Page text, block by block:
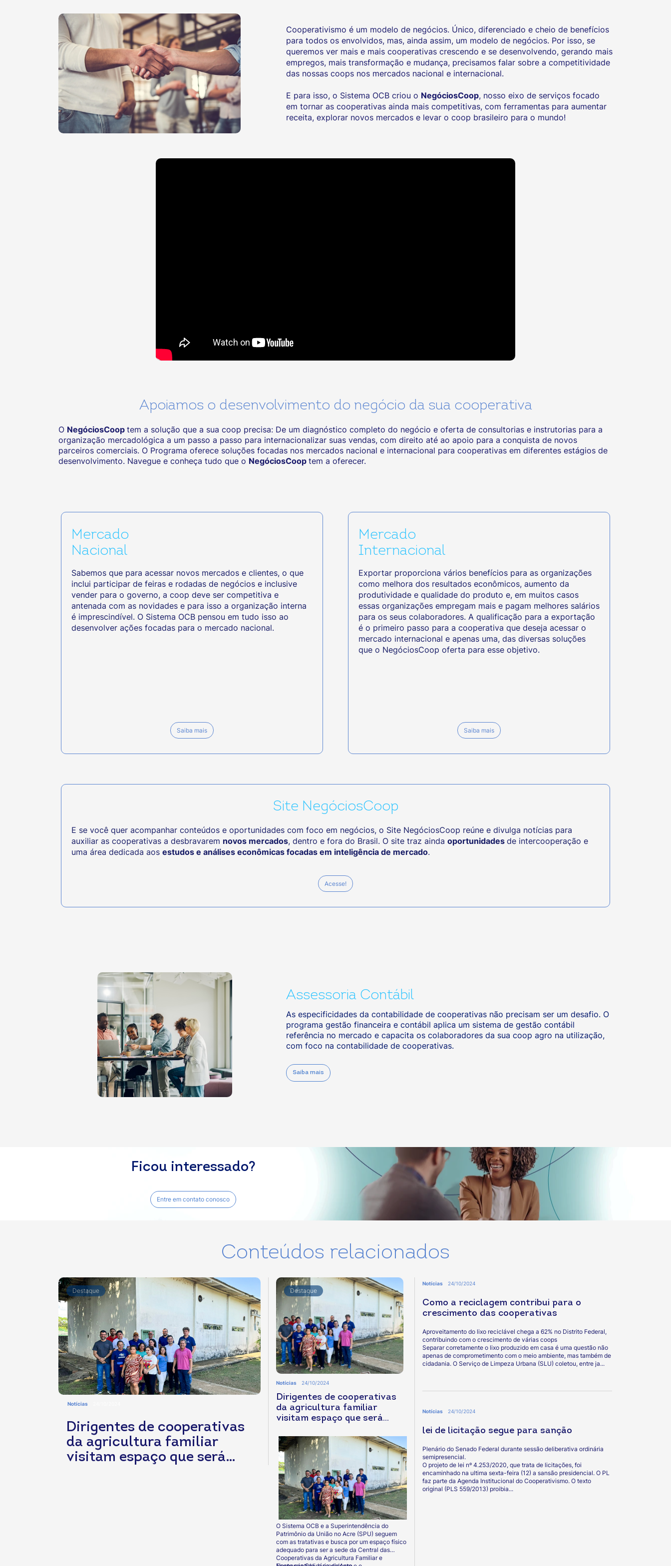
Cooperativismo é um modelo de negócios. Único, diferenciado e cheio de benefícios
para todos os envolvidos, mas, ainda assim, um modelo de negócios. Por isso, se
queremos ver mais e mais cooperativas crescendo e se desenvolvendo, gerando mais
empregos, mais transformação e mudança, precisamos falar sobre a competitividade
das nossas coops nos mercados nacional e internacional.
E para isso, o Sistema OCB criou o NegóciosCoop, nosso eixo de serviços focado
em tornar as cooperativas ainda mais competitivas, com ferramentas para aumentar
receita, explorar novos mercados e levar o coop brasileiro para o mundo!
Apoiamos o desenvolvimento do negócio da sua cooperativa
O NegóciosCoop tem a solução que a sua coop precisa: De um diagnóstico completo do negócio e oferta de consultorias e instrutorias para a
organização mercadológica a um passo a passo para internacionalizar suas vendas, com direito até ao apoio para a conquista de novos
parceiros comerciais. O Programa oferece soluções focadas nos mercados nacional e internacional para cooperativas em diferentes estágios de
desenvolvimento. Navegue e conheça tudo que o NegóciosCoop tem a oferecer.
Mercado
Nacional
Sabemos que para acessar novos mercados e clientes, o que
inclui participar de feiras e rodadas de negócios e inclusive
vender para o governo, a coop deve ser competitiva e
antenada com as novidades e para isso a organização interna
é imprescindível. O Sistema OCB pensou em tudo isso ao
desenvolver ações focadas para o mercado nacional.
Saiba mais
Mercado
Internacional
Exportar proporciona vários benefícios para as organizações
como melhora dos resultados econômicos, aumento da
produtividade e qualidade do produto e, em muitos casos
essas organizações empregam mais e pagam melhores salários
para os seus colaboradores. A qualificação para a exportação
é o primeiro passo para a cooperativa que deseja acessar o
mercado internacional e apenas uma, das diversas soluções
que o NegóciosCoop oferta para esse objetivo.
Saiba mais
Site NegóciosCoop
E se você quer acompanhar conteúdos e oportunidades com foco em negócios, o Site NegóciosCoop reúne e divulga notícias para
auxiliar as cooperativas a desbravarem novos mercados, dentro e fora do Brasil. O site traz ainda oportunidades de intercooperação e
uma área dedicada aos estudos e análises econômicas focadas em inteligência de mercado.
Acesse!
Assessoria Contábil
As especificidades da contabilidade de cooperativas não precisam ser um desafio. O
programa gestão financeira e contábil aplica um sistema de gestão contábil
referência no mercado e capacita os colaboradores da sua coop agro na utilização,
com foco na contabilidade de cooperativas.
Saiba mais
Ficou interessado?
Entre em contato conosco
Conteúdos relacionados
Destaque
Dirigentes de cooperativas
da agricultura familiar
visitam espaço que será
Notícias
Destaque
Dirigentes de cooperativas
da agricultura familiar
visitam espaço que será
sede da Central
Notícias 24/10/2024
O Sistema OCB e a Superintendência do
Patrimônio da União no Acre (SPU) seguem
com as tratativas e busca por um espaço físico
adequado para ser a sede da Central das
Cooperativas da Agricultura Familiar e
Como a reciclagem contribui para o
crescimento das cooperativas
Notícias 24/10/2024
Aproveitamento do lixo reciclável chega a 62% no Distrito Federal,
contribuindo com o crescimento de várias coops
Separar corretamente o lixo produzido em casa é uma questão não
apenas de comprometimento com o meio ambiente, mas também de
cidadania. O Serviço de Limpeza Urbana (SLU) coletou, entre ja...
lei de licitação segue para sanção
Notícias 24/10/2024
Plenário do Senado Federal durante sessão deliberativa ordinária
semipresencial.
O projeto de lei nº 4.253/2020, que trata de licitações, foi
encaminhado na ultima sexta-feira (12) a sansão presidencial. O PL
faz parte da Agenda Institucional do Cooperativismo. O texto
original (PLS 559/2013) proibia...